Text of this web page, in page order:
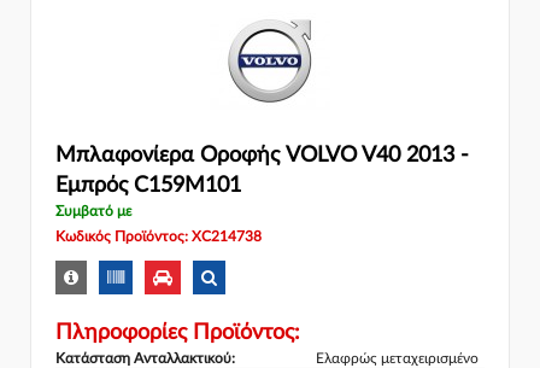
Μπλαφονίερα Οροφής VOLVO V40 2013 -
Εμπρός C159M101
Συμβατό με
Κωδικός Προϊόντος: XC214738
Πληροφορίες Προϊόντος:
Κατάσταση Ανταλλακτικού:
Ελαφρώς μεταχειρισμένο